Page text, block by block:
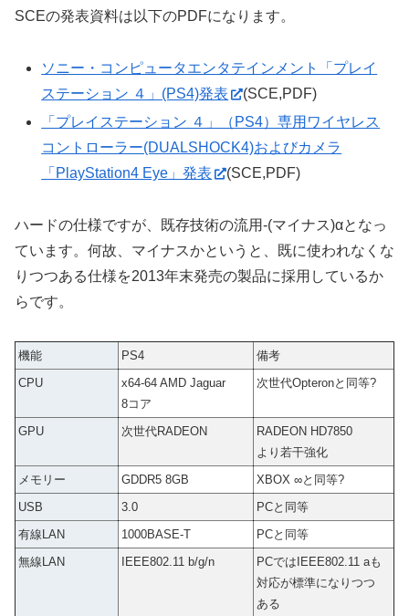
SCEの発表資料は以下のPDFになります。
ソニー・コンピュータエンタテインメント「プレイ
ステーション ４」(PS4)発表
(SCE,PDF)
「プレイステーション ４」（PS4）専用ワイヤレス
コントローラー(DUALSHOCK4)およびカメラ
「PlayStation4 Eye」発表
(SCE,PDF)
ハードの仕様ですが、既存技術の流用-(マイナス)αとなっ
ています。何故、マイナスかというと、既に使われなくな
りつつある仕様を2013年末発売の製品に採用しているか
らです。
機能 PS4
備考
CPU
x64-64 AMD Jaguar
8コア
次世代Opteronと同等?
GPU 次世代RADEON
RADEON HD7850
より若干強化
メモリー
GDDR5 8GB
XBOX ∞と同等?
USB
3.0
PCと同等
有線LAN
1000BASE-T
PCと同等
無線LAN
IEEE802.11 b/g/n
PCではIEEE802.11 aも
対応が標準になりつつ
ある